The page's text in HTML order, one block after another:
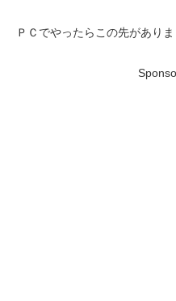
ＰＣでやったらこの先があり